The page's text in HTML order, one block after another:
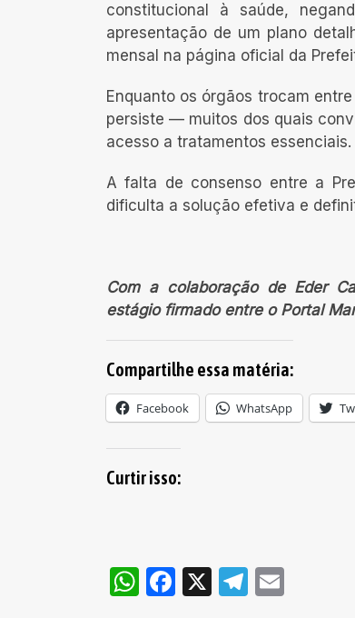
constitucional à saúde,
apresentação de um plano
mensal na página oficial da
Enquanto os órgãos trocam
persiste — muitos dos quais
acesso a tratamentos essenciais.
A falta de consenso entre a
dificulta a solução efetiva e
Com a colaboração de Eder
estágio firmado entre o Portal
Compartilhe essa matéria:
Facebook WhatsApp
Curtir isso:
WhatsApp
Facebook
X